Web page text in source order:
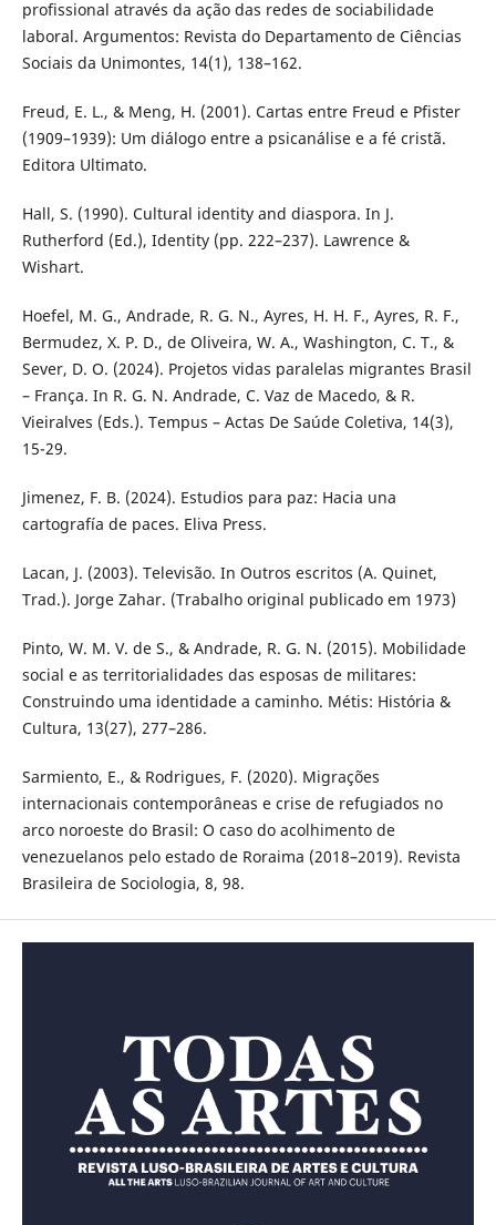
profissional através da ação das redes de sociabilidade
laboral. Argumentos: Revista do Departamento de Ciências
Sociais da Unimontes, 14(1), 138–162.
Freud, E. L., & Meng, H. (2001). Cartas entre Freud e Pfister
(1909–1939): Um diálogo entre a psicanálise e a fé cristã.
Editora Ultimato.
Hall, S. (1990). Cultural identity and diaspora. In J.
Rutherford (Ed.), Identity (pp. 222–237). Lawrence &
Wishart.
Hoefel, M. G., Andrade, R. G. N., Ayres, H. H. F., Ayres, R. F.,
Bermudez, X. P. D., de Oliveira, W. A., Washington, C. T., &
Sever, D. O. (2024). Projetos vidas paralelas migrantes Brasil
– França. In R. G. N. Andrade, C. Vaz de Macedo, & R.
Vieiralves (Eds.). Tempus – Actas De Saúde Coletiva, 14(3),
15-29.
Jimenez, F. B. (2024). Estudios para paz: Hacia una
cartografía de paces. Eliva Press.
Lacan, J. (2003). Televisão. In Outros escritos (A. Quinet,
Trad.). Jorge Zahar. (Trabalho original publicado em 1973)
Pinto, W. M. V. de S., & Andrade, R. G. N. (2015). Mobilidade
social e as territorialidades das esposas de militares:
Construindo uma identidade a caminho. Métis: História &
Cultura, 13(27), 277–286.
Sarmiento, E., & Rodrigues, F. (2020). Migrações
internacionais contemporâneas e crise de refugiados no
arco noroeste do Brasil: O caso do acolhimento de
venezuelanos pelo estado de Roraima (2018–2019). Revista
Brasileira de Sociologia, 8, 98.